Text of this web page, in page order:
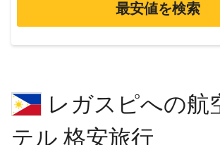
最安値を検索
レガスピへの航
テル 格安旅行